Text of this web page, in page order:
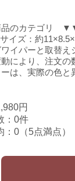
カテゴリ ▼▼ 【
イズ：約
イパーと取替え
により、注文の
は、実際の色と
円
：0件
：0（5点満点）